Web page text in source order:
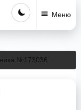
Меню
№173036